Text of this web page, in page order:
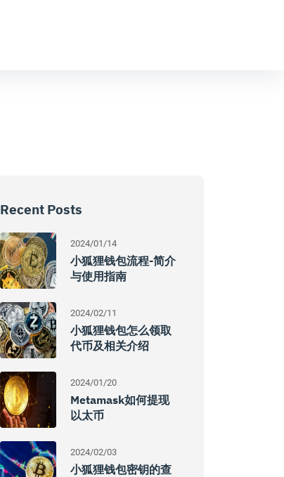
Recent Posts
2024/01/14
小狐狸钱包流程-简介
与使用指南
2024/02/11
小狐狸钱包怎么领取
代币及相关介绍
2024/01/20
Metamask如何提现
以太币
2024/02/03
小狐狸钱包密钥的查